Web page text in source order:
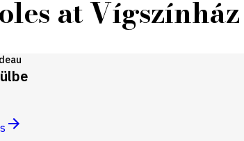
at Vígszínház